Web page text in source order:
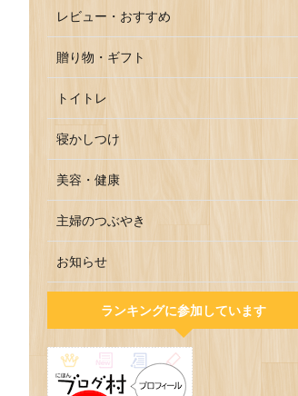
レビュー・おすすめ
贈り物・ギフト
トイトレ
寝かしつけ
美容・健康
主婦のつぶやき
お知らせ
ランキングに参加しています